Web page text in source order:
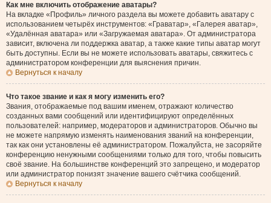
Как мне включить отображение аватары?
На вкладке «Профиль» личного раздела вы можете добавить аватару с
использованием четырёх инструментов: «Граватар», «Галерея аватар»,
«Удалённая аватара» или «Загружаемая аватара». От администратора
зависит, включена ли поддержка аватар, а также какие типы аватар могут
быть доступны. Если вы не можете использовать аватары, свяжитесь с
администратором конференции для выяснения причин.
Вернуться к началу
Что такое звание и как я могу изменить его?
Звания, отображаемые под вашим именем, отражают количество
созданных вами сообщений или идентифицируют определённых
пользователей: например, модераторов и администраторов. Обычно вы
не можете напрямую изменять наименования званий на конференции,
так как они установлены её администратором. Пожалуйста, не засоряйте
конференцию ненужными сообщениями только для того, чтобы повысить
своё звание. На большинстве конференций это запрещено, и модератор
или администратор понизят значение вашего счётчика сообщений.
Вернуться к началу